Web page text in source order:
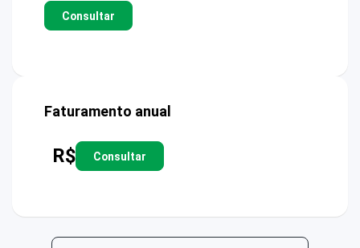
Consultar
Faturamento anual
R$ Consultar